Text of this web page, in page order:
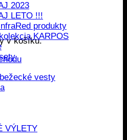
v košíku.
2023
LETO !!!
produkty
KARPOS
vesty
VÝLETY